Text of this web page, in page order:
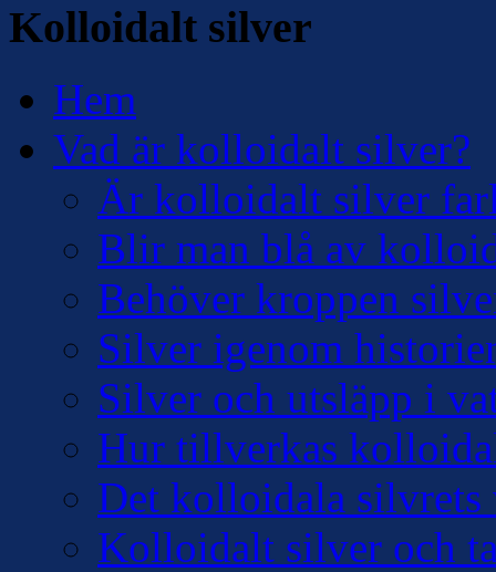
Kolloidalt silver
Hem
Vad är kolloidalt silver?
Är kolloidalt silver
Blir man blå av
Behöver kroppen
Silver igenom
Silver och utsläpp i
Hur tillverkas
Det kolloidala silvrets
Kolloidalt silver och